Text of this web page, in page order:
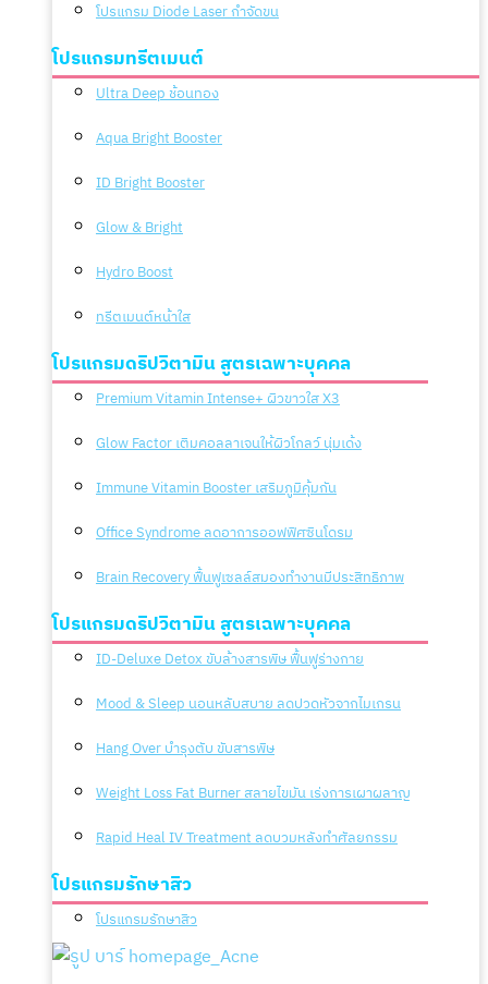
โปรแกรม Diode Laser กำจัดขน
โปรแกรมทรีตเมนต์
Ultra Deep ช้อนทอง
Aqua Bright Booster
ID Bright Booster
Glow & Bright
Hydro Boost
ทรีตเมนต์หน้าใส
โปรแกรมดริปวิตามิน สูตรเฉพาะบุคคล
Premium Vitamin Intense+ ผิวขาวใส X3
Glow Factor เติมคอลลาเจนให้ผิวโกลว์ นุ่มเด้ง
Immune Vitamin Booster เสริมภูมิคุ้มกัน
Office Syndrome ลดอาการออฟฟิศซินโดรม
Brain Recovery ฟื้นฟูเซลล์สมองทำงานมีประสิทธิภาพ
โปรแกรมดริปวิตามิน สูตรเฉพาะบุคคล
ID-Deluxe Detox ขับล้างสารพิษ ฟื้นฟูร่างกาย
Mood & Sleep นอนหลับสบาย ลดปวดหัวจากไมเกรน
Hang Over บำรุงตับ ขับสารพิษ
Weight Loss Fat Burner สลายไขมัน เร่งการเผาผลาญ
Rapid Heal IV Treatment ลดบวมหลังทำศัลยกรรม
โปรแกรมรักษาสิว
โปรแกรมรักษาสิว